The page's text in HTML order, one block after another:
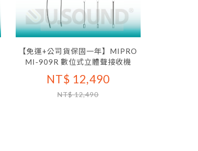
【免運+公司貨保固一年】MIPRO
MI-909R 數位式立體聲接收機
NT$ 12,490
NT$ 12,490